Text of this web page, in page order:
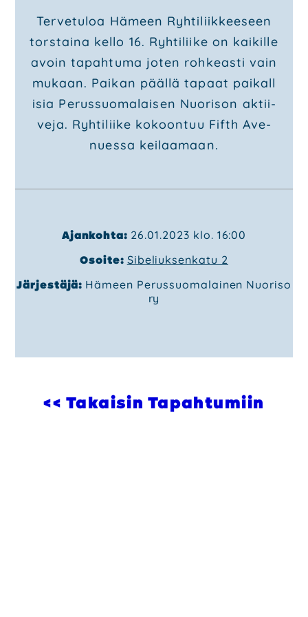
Poli­tiik­ka
Ohjel­mat
Poliit­ti­set saa­vu­tuk­set
Päät­tä­jät
Ota yhteyt­tä
Hal­li­tus
Lii­ty mei­hin
Ter­ve­tu­loa Hämeen Ryh­ti­liik­kee­seen
tors­tai­na kel­lo 16. Ryh­ti­lii­ke on kai­kil­le
avoin tapah­tu­ma joten roh­keas­ti vain
mukaan. Pai­kan pääl­lä tapaat pai­kal­l
i­sia Perus­suo­ma­lai­sen Nuo­ri­son aktii­
ve­ja. Ryh­ti­lii­ke kokoon­tuu Fifth Ave­
nues­sa kei­laa­maan.
Ajankohta: 26.01.2023 klo. 16:00
Osoite: Sibeliuksenkatu 2
Järjestäjä: Hämeen Perussuomalainen Nuoriso
ry
<< Takaisin Tapahtumiin